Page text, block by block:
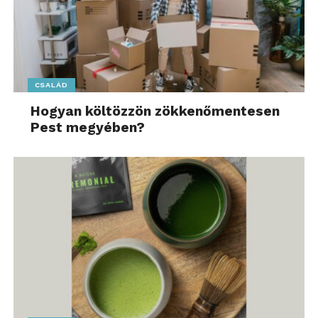
szerint a munkahelyi stressz tartja őket fogva az
egészségtelen szokásokban. A magánéleti stresszt
okolja a magyar válaszadók 37%-a. Ugyanakkor a
káros szokásainkhoz ragaszkodunk, hiszen a
változtatási igény az átlagnál alacsonyabb.
Barátoktól, családtagoktól vár támogatást az
egészségtelen szokások elhagyásáért minden
negyedik magyar és ugyanennyien (24%) lennének
„A felmérés adatai
rávilágítanak arra, hogy
Magyarországon a
munkahelyi stressz az
egészségtelen szokások
egyik legfőbb fenntartója.
CSALÁD
Hogyan költözzön zökkenőmentesen
Pest megyében?